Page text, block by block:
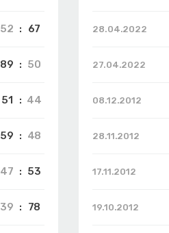
52 : 67
89 : 50
51 : 44
59 : 48
47 : 53
39 : 78
28.04.2022
27.04.2022
08.12.2012
28.11.2012
17.11.2012
19.10.2012